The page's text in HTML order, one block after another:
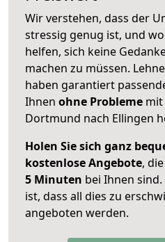
Wir verstehen, dass der
stressig genug ist, und
helfen, sich keine
machen zu müssen.
haben garantiert
Ihnen ohne Probleme mit
Dortmund nach Ellingen
Holen Sie sich ganz
kostenlose Angebote,
5 Minuten bei Ihnen
ist, dass all dies zu
angeboten werden.